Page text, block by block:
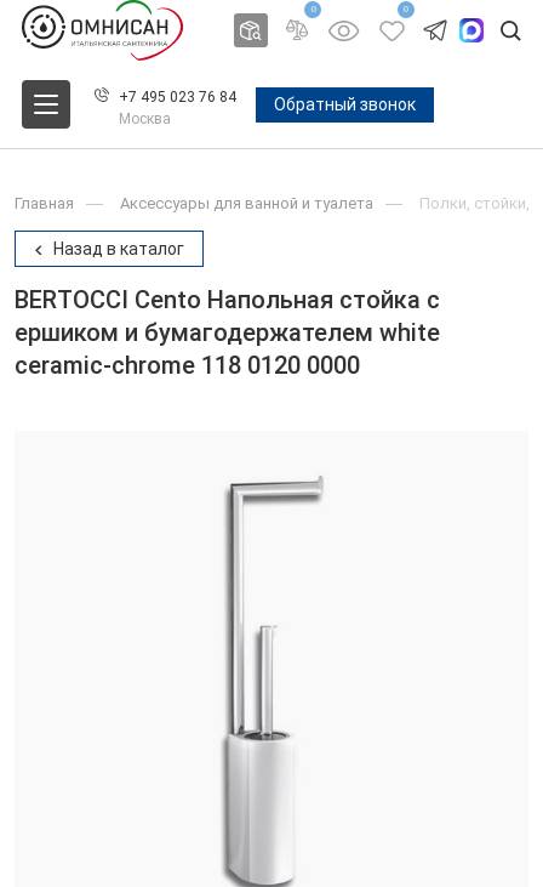
0 0
+7 495 023 76 84
Москва
Обратный звонок
Главная Аксессуары для ванной и туалета Полки, стойки,
Назад в каталог
BERTOCCI Cento Напольная стойка с
ершиком и бумагодержателем white
ceramic-chrome 118 0120 0000